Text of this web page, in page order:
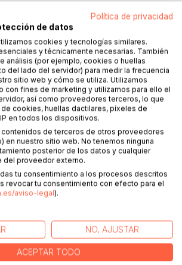
joven negociadora, se encuentra
de la Federación de Comercio
Alliance. Mientras desentraña un
una tecnología que podría cambiar el
Política de privacidad
de datos
cookies y tecnologías similares.
y técnicamente necesarias. También
análisis (por ejemplo, cookies o huellas
del lado del servidor) para medir la frecuencia
sitio web y cómo se utiliza. Utilizamos
con fines de marketing y utilizamos para ello el
así como proveedores terceros, lo que
cookies, huellas dactilares, píxeles de
en todos los dispositivos.
contenidos de terceros de otros proveedores
en nuestro sitio web. No tenemos ninguna
posterior de los datos y cualquier
del proveedor externo.
tu consentimiento a los procesos descritos
revocar tu consentimiento con efecto para el
aviso-legal).
NO, AJUSTAR
ACEPTAR TODO